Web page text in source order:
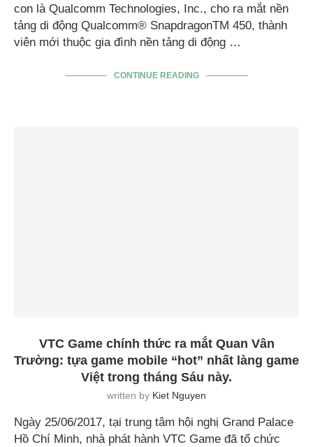
con là Qualcomm Technologies, Inc., cho ra mắt nền
tảng di động Qualcomm® SnapdragonTM 450, thành
viên mới thuộc gia đình nền tảng di động …
CONTINUE READING
VTC Game chính thức ra mắt Quan Vân
Trường: tựa game mobile “hot” nhất làng game
Việt trong tháng Sáu này.
written by Kiet Nguyen
Ngày 25/06/2017, tại trung tâm hội nghị Grand Palace
Hồ Chí Minh, nhà phát hành VTC Game đã tổ chức